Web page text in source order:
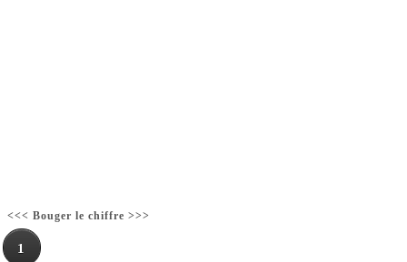
<<< Bouger le chiffre >>>
1